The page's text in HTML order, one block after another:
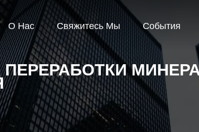
О Нас Свяжитесь Мы События
ПЕРЕРАБОТКИ